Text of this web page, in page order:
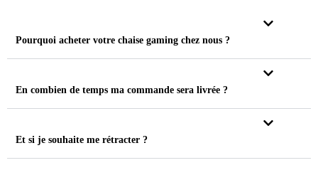
Pourquoi acheter votre chaise gaming chez nous ?
En combien de temps ma commande sera livrée ?
Et si je souhaite me rétracter ?